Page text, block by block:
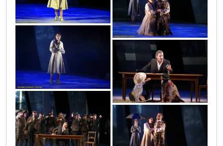
vic9802
vic9769
vic9743
vic9757
vic9804